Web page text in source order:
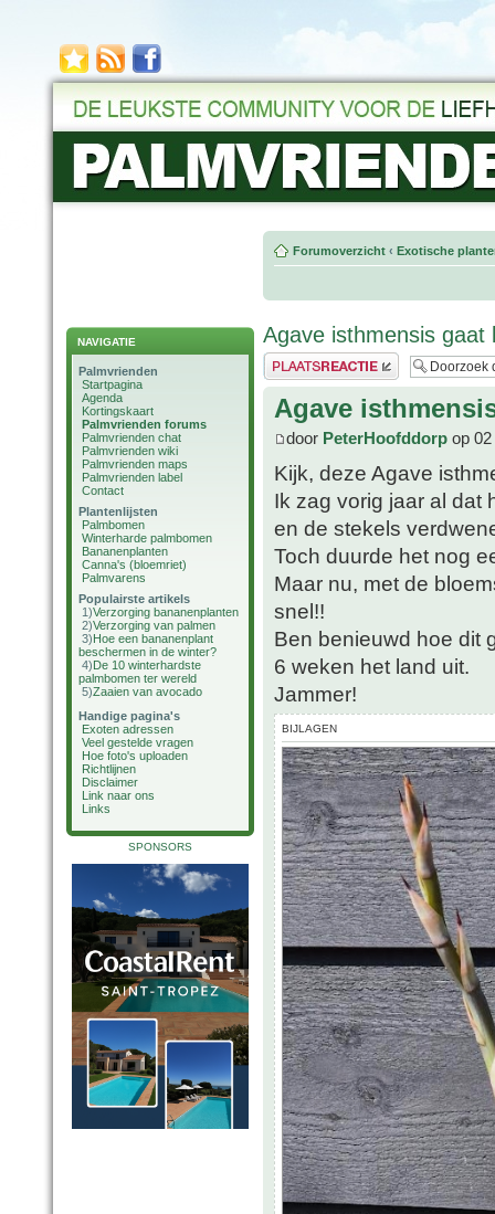
NAVIGATIE
Palmvrienden
Startpagina
Agenda
Kortingskaart
Palmvrienden forums
Palmvrienden chat
Palmvrienden wiki
Palmvrienden maps
Palmvrienden label
Contact
Plantenlijsten
Palmbomen
Winterharde palmbomen
Bananenplanten
Canna's (bloemriet)
Palmvarens
Populairste artikels
1)Verzorging bananenplanten
2)Verzorging van palmen
3)Hoe een bananenplant
beschermen in de winter?
4)De 10 winterhardste
palmbomen ter wereld
5)Zaaien van avocado
Handige pagina's
Exoten adressen
Veel gestelde vragen
Hoe foto's uploaden
Richtlijnen
Disclaimer
Link naar ons
Links
SPONSORS
Forumoverzicht ‹ Exotische
Agave isthmensis gaat
Plaats een reactie
Agave
door PeterHoofddorp op
Kijk, deze Agave
Ik zag vorig jaar al dat
en de stekels
Toch duurde het nog
Maar nu, met de
snel!!
Ben benieuwd hoe dit
6 weken het land uit.
Jammer!
BIJLAGEN